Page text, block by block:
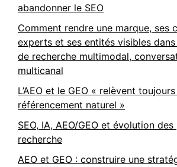
abandonner le SEO
Comment rendre une marque, ses
experts et ses entités visibles
de recherche multimodal,
multicanal
L’AEO et le GEO « relèvent
référencement naturel »
SEO, IA, AEO/GEO et évolution
recherche
AEO et GEO : construire une